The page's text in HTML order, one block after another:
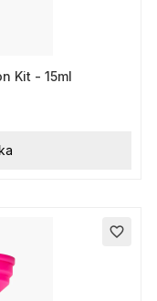
Kit - 15ml
favorite_border